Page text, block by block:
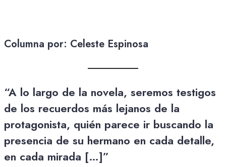
Columna por: Celeste Espinosa
“A lo largo de la novela, seremos testigos
de los recuerdos más lejanos de la
protagonista, quién parece ir buscando la
presencia de su hermano en cada detalle,
en cada mirada […]”